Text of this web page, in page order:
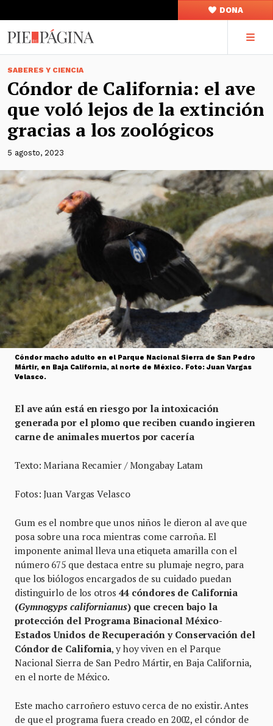
DONA
SABERES Y CIENCIA
Cóndor de California: el ave
que voló lejos de la extinción
gracias a los zoológicos
5 agosto, 2023
Cóndor macho adulto en el Parque Nacional Sierra de San Pedro
Mártir, en Baja California, al norte de México. Foto: Juan Vargas
Velasco.
El ave aún está en riesgo por la intoxicación
generada por el plomo que reciben cuando ingieren
carne de animales muertos por cacería
Texto: Mariana Recamier / Mongabay Latam
Fotos: Juan Vargas Velasco
Gum es el nombre que unos niños le dieron al ave que
posa sobre una roca mientras come carroña. El
imponente animal lleva una etiqueta amarilla con el
número 675 que destaca entre su plumaje negro, para
que los biólogos encargados de su cuidado puedan
distinguirlo de los otros 44 cóndores de California
(Gymnogyps californianus) que crecen bajo la
protección del Programa Binacional México-
Estados Unidos de Recuperación y Conservación del
Cóndor de California, y hoy viven en el Parque
Nacional Sierra de San Pedro Mártir, en Baja California,
en el norte de México.
Este macho carroñero estuvo cerca de no existir. Antes
de que el programa fuera creado en 2002, el cóndor de